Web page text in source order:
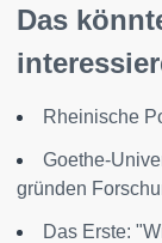
Das
Rheinische
Goethe-
gründen
Das Erste: